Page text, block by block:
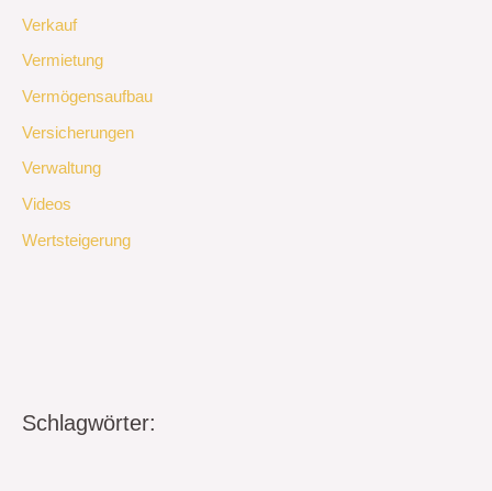
Verkauf
Vermietung
Vermögensaufbau
Versicherungen
Verwaltung
Videos
Wertsteigerung
Schlagwörter: